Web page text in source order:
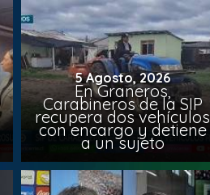
5 Agosto, 2026
En Graneros,
Carabineros de la SIP
recupera dos vehículos
con encargo y detiene
a un sujeto